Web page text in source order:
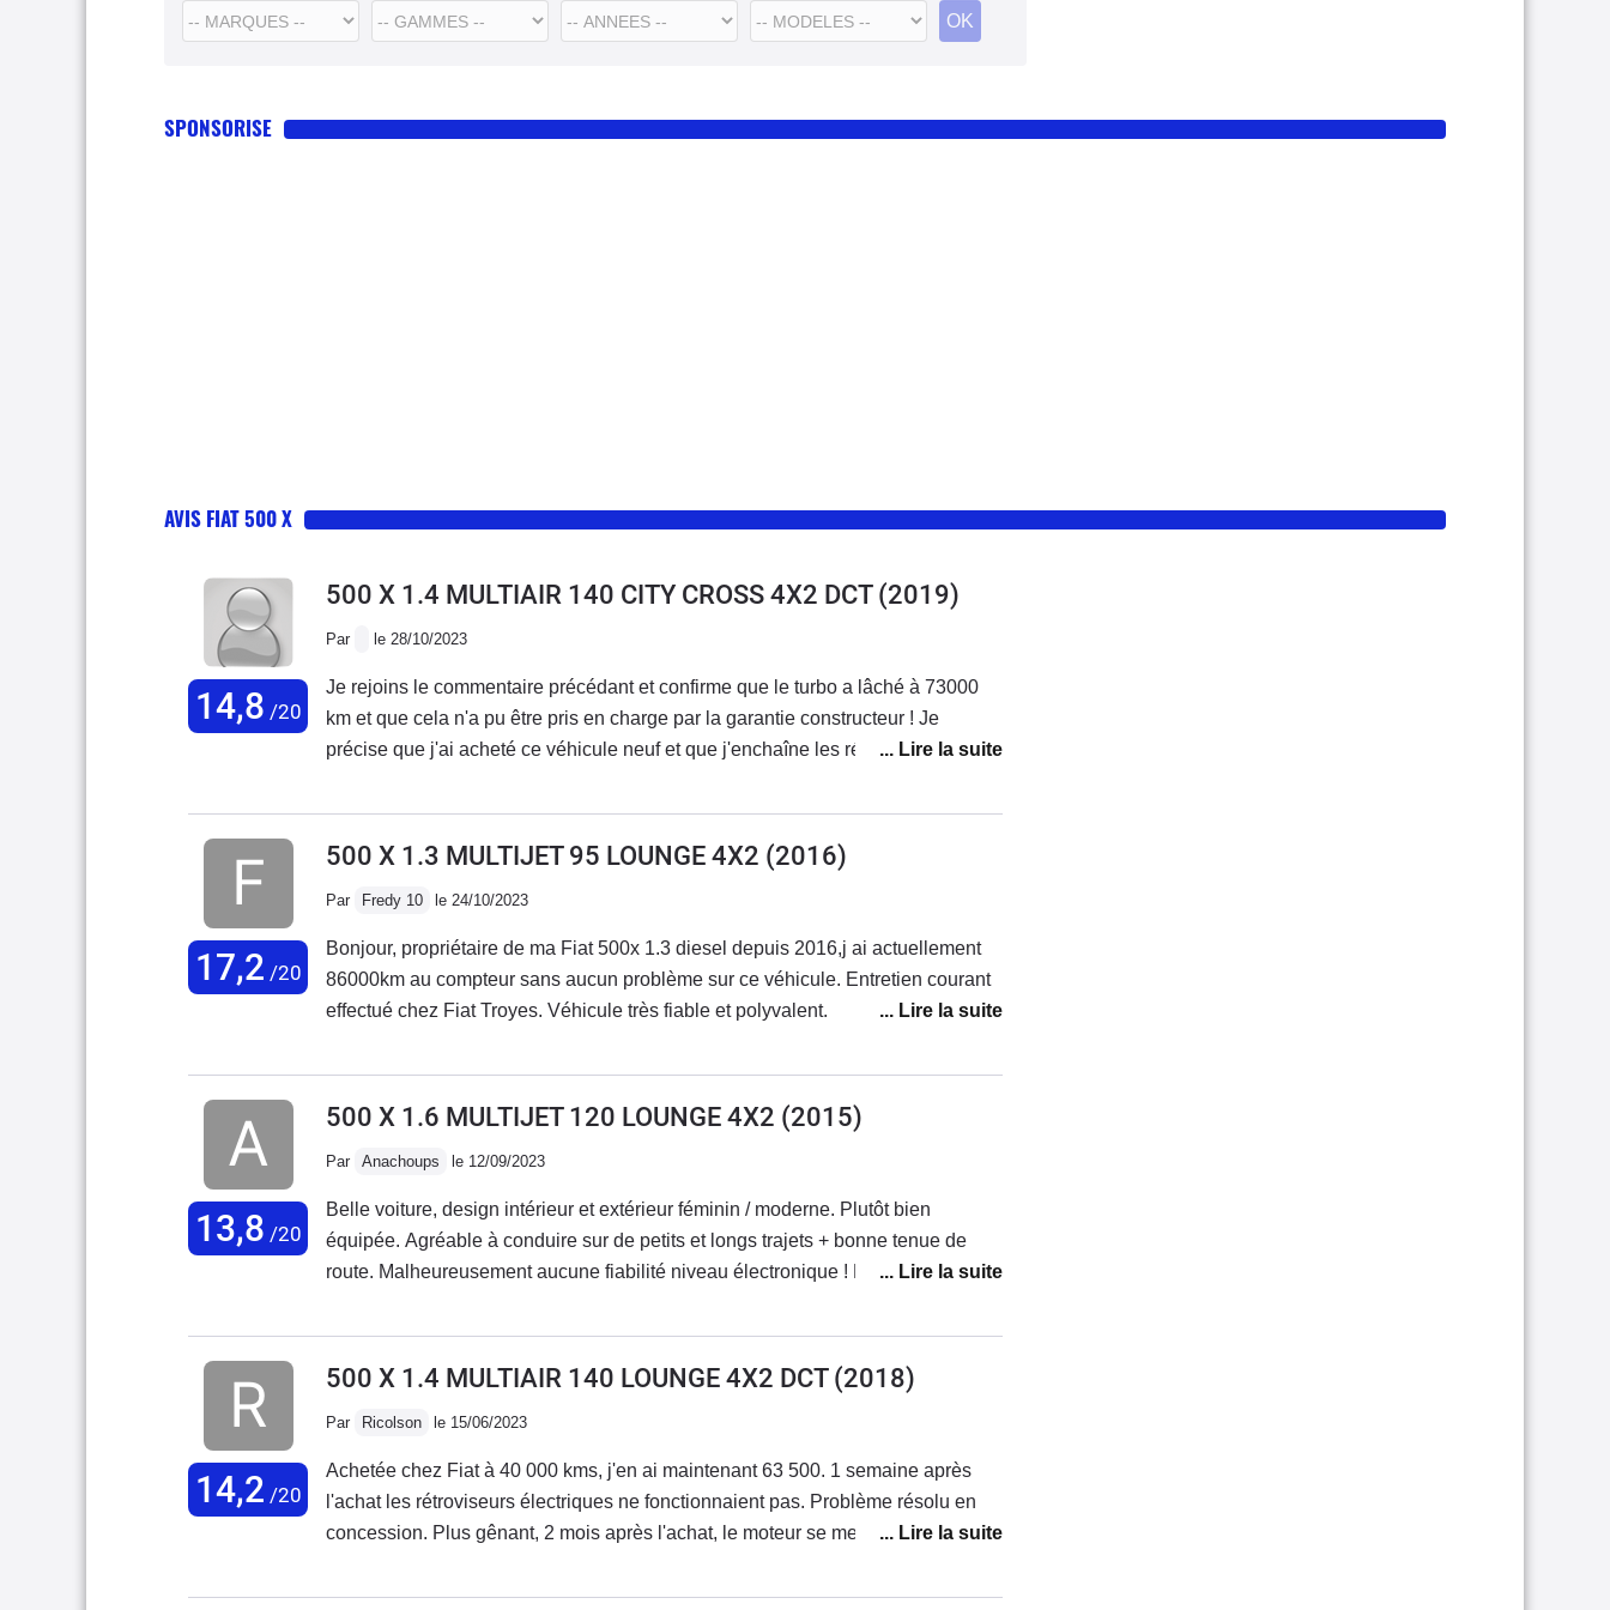
SPONSORISE
AVIS FIAT 500 X
14,8 /20
500 X 1.4 MULTIAIR 140 CITY CROSS 4X2 DCT(2019)
Par le 28/10/2023
Je rejoins le commentaire précédant et confirme que le turbo a lâché à 73000
km et que cela n'a pu être pris en charge par la garantie constructeur ! Je
précise que j'ai acheté ce véhicule neuf et que j'enchaîne les réparations ! Ma
17,2 /20
500 X 1.3 MULTIJET 95 LOUNGE 4X2 (2016)
Par Fredy 10 le 24/10/2023
Bonjour, propriétaire de ma Fiat 500x 1.3 diesel depuis 2016,j ai actuellement
86000km au compteur sans aucun problème sur ce véhicule. Entretien courant
effectué chez Fiat Troyes. Véhicule très fiable et polyvalent.
13,8 /20
500 X 1.6 MULTIJET 120 LOUNGE 4X2 (2015)
Par Anachoups le 12/09/2023
Belle voiture, design intérieur et extérieur féminin / moderne. Plutôt bien
équipée. Agréable à conduire sur de petits et longs trajets + bonne tenue de
route. Malheureusement aucune fiabilité niveau électronique ! La voiture vieillit
est déplorable, aucune reconnaissance de leurs défauts de fabrication ! J'adore
ma voiture mais au vu des coûts de réparations faramineux, des problèmes qui
14,2 /20
500 X 1.4 MULTIAIR 140 LOUNGE 4X2 DCT(2018)
Par Ricolson le 15/06/2023
Achetée chez Fiat à 40 000 kms, j'en ai maintenant 63 500. 1 semaine après
l'achat les rétroviseurs électriques ne fonctionnaient pas. Problème résolu en
concession. Plus gênant, 2 mois après l'achat, le moteur se met en mode
moteur résolu par la concession . Sous garantie.Au niveau look, elle est